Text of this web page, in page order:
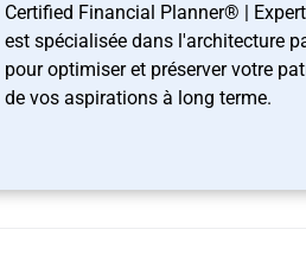
Certified Financial Planner® |
est spécialisée dans l'architecture
pour optimiser et préserver votre
de vos aspirations à long terme.